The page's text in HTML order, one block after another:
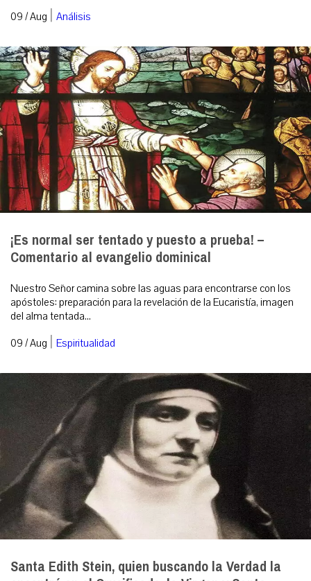
09 / Aug | Análisis
¡Es normal ser tentado y puesto a prueba! –
Comentario al evangelio dominical
Nuestro Señor camina sobre las aguas para encontrarse con los
apóstoles: preparación para la revelación de la Eucaristía, imagen
del alma tentada...
09 / Aug | Espiritualidad
Santa Edith Stein, quien buscando la Verdad la